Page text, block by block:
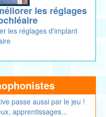
les réglages
les réglages d'implant
passe aussi par le jeu !
apprentissages...